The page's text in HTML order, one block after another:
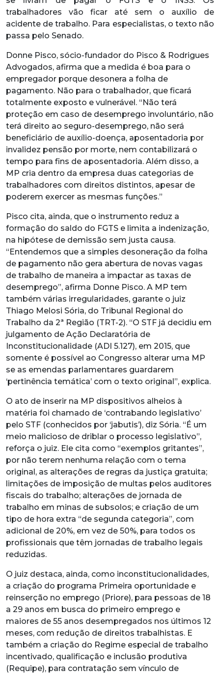
trabalhadores vão ficar até sem o auxílio de
acidente de trabalho. Para especialistas, o texto não
passa pelo Senado.
Donne Pisco, sócio-fundador do Pisco & Rodrigues
Advogados, afirma que a medida é boa para o
empregador porque desonera a folha de
pagamento. Não para o trabalhador, que ficará
totalmente exposto e vulnerável. “Não terá
proteção em caso de desemprego involuntário, não
terá direito ao seguro-desemprego, não será
beneficiário de auxílio-doença, aposentadoria por
invalidez pensão por morte, nem contabilizará o
tempo para fins de aposentadoria. Além disso, a
MP cria dentro da empresa duas categorias de
trabalhadores com direitos distintos, apesar de
poderem exercer as mesmas funções.”
Pisco cita, ainda, que o instrumento reduz a
formação do saldo do FGTS e limita a indenização,
na hipótese de demissão sem justa causa.
“Entendemos que a simples desoneração da folha
de pagamento não gera abertura de novas vagas
de trabalho de maneira a impactar as taxas de
desemprego”, afirma Donne Pisco. A MP tem
também várias irregularidades, garante o juiz
Thiago Melosi Sória, do Tribunal Regional do
Trabalho da 2ª Região (TRT-2). “O STF já decidiu em
julgamento de Ação Declaratória de
Inconstitucionalidade (ADI 5.127), em 2015, que
somente é possível ao Congresso alterar uma MP
se as emendas parlamentares guardarem
‘pertinência temática’ com o texto original”, explica.
O ato de inserir na MP dispositivos alheios à
matéria foi chamado de ‘contrabando legislativo’
pelo STF (conhecidos por ‘jabutis’), diz Sória. “É um
meio malicioso de driblar o processo legislativo”,
reforça o juiz. Ele cita como “exemplos gritantes”,
por não terem nenhuma relação com o tema
original, as alterações de regras da justiça gratuita;
limitações de imposição de multas pelos auditores
fiscais do trabalho; alterações de jornada de
trabalho em minas de subsolos; e criação de um
tipo de hora extra “de segunda categoria”, com
adicional de 20%, em vez de 50%, para todos os
profissionais que têm jornadas de trabalho legais
reduzidas.
O juiz destaca, ainda, como inconstitucionalidades,
a criação do programa Primeira oportunidade e
reinserção no emprego (Priore), para pessoas de 18
a 29 anos em busca do primeiro emprego e
maiores de 55 anos desempregados nos últimos 12
meses, com redução de direitos trabalhistas. E
também a criação do Regime especial de trabalho
incentivado, qualificação e inclusão produtiva
(Requipe), para contratação sem vínculo de